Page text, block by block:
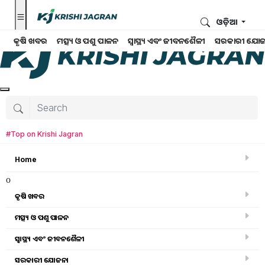
କୃଷି ଖବର ମତ୍ସ୍ୟ ଓ ପଶୁ ପାଳନ ସ୍ୱାସ୍ଥ୍ୟ ଏବଂ ଜୀବନଶୈଳୀ ସରକାରୀ
ଓଡ଼ିଆ
#Top on Krishi Jagran
Home
o
କୃଷି ଖବର
ମତ୍ସ୍ୟ ଓ ପଶୁ ପାଳନ
ସ୍ୱାସ୍ଥ୍ୟ ଏବଂ ଜୀବନଶୈଳୀ
ସରକାରୀ ଯୋଜନା
କୃଷି ବିଶ୍ବକୋଷ